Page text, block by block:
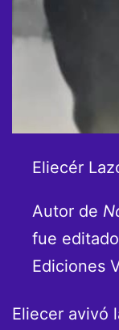
Eliecér
Autor de
fue
Ediciones
Eliecer avivó